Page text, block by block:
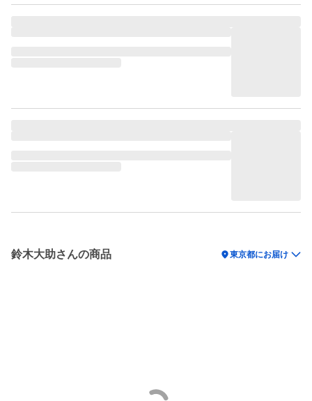
鈴木大助さんの商品 location_on東京都にお届け